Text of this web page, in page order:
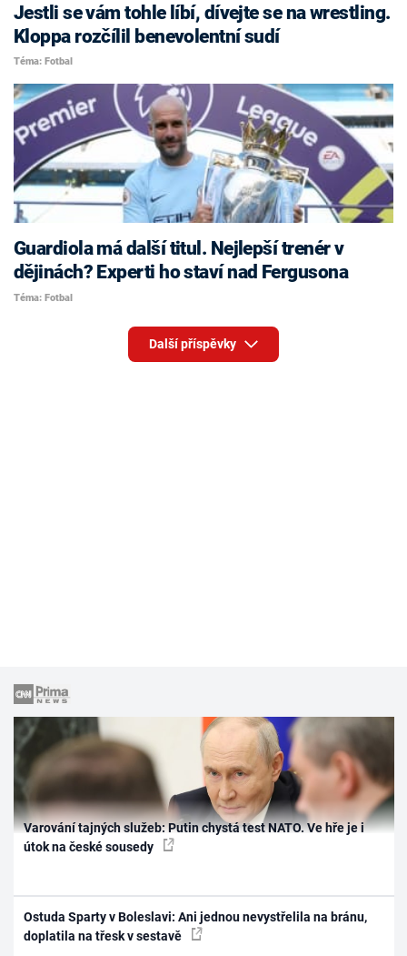
Jestli se vám tohle líbí, dívejte se na wrestling.
Kloppa rozčílil benevolentní sudí
Téma: Fotbal
Guardiola má další titul. Nejlepší trenér v
dějinách? Experti ho staví nad Fergusona
Téma: Fotbal
Další příspěvky
Varování tajných služeb: Putin chystá test NATO. Ve hře je i
útok na české sousedy
Ostuda Sparty v Boleslavi: Ani jednou nevystřelila na bránu,
doplatila na třesk v sestavě